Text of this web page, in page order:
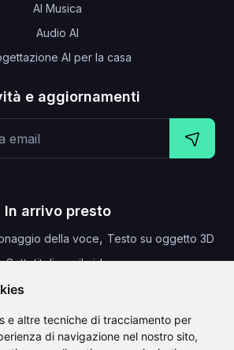
e altre tecniche di tracciamento per
di navigazione nel nostro sito,
AI Musica
Audio AI
AI per la casa
e aggiornamenti
In arrivo presto
della voce, Testo su oggetto 3D
Sottotitoli per il video